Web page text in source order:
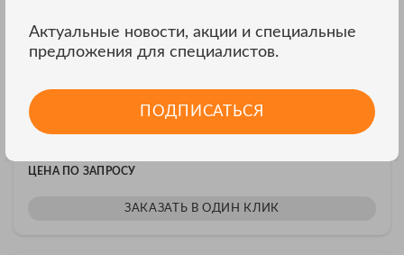
Анализатор корма FOSS NIRS DS3
NIRS DS3 — современный анализатор от Foss для экспресс-
ЦЕНА ПО ЗАПРОСУ
ЗАКАЗАТЬ В ОДИН КЛИК
Актуальные новости, акции и специальные
предложения для специалистов.
ПОДПИСАТЬСЯ